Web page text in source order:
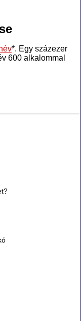
*. Egy százezer
600 alkalommal